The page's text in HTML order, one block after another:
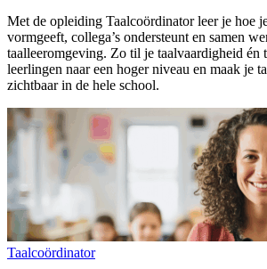
Met de opleiding Taalcoördinator leer je hoe
vormgeeft, collega’s ondersteunt en samen
taalleeromgeving. Zo til je taalvaardigheid én
leerlingen naar een hoger niveau en maak je
zichtbaar in de hele school.
Taalcoördinator